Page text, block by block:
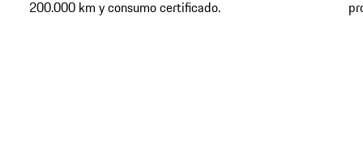
200.000 km y consumo certificado.